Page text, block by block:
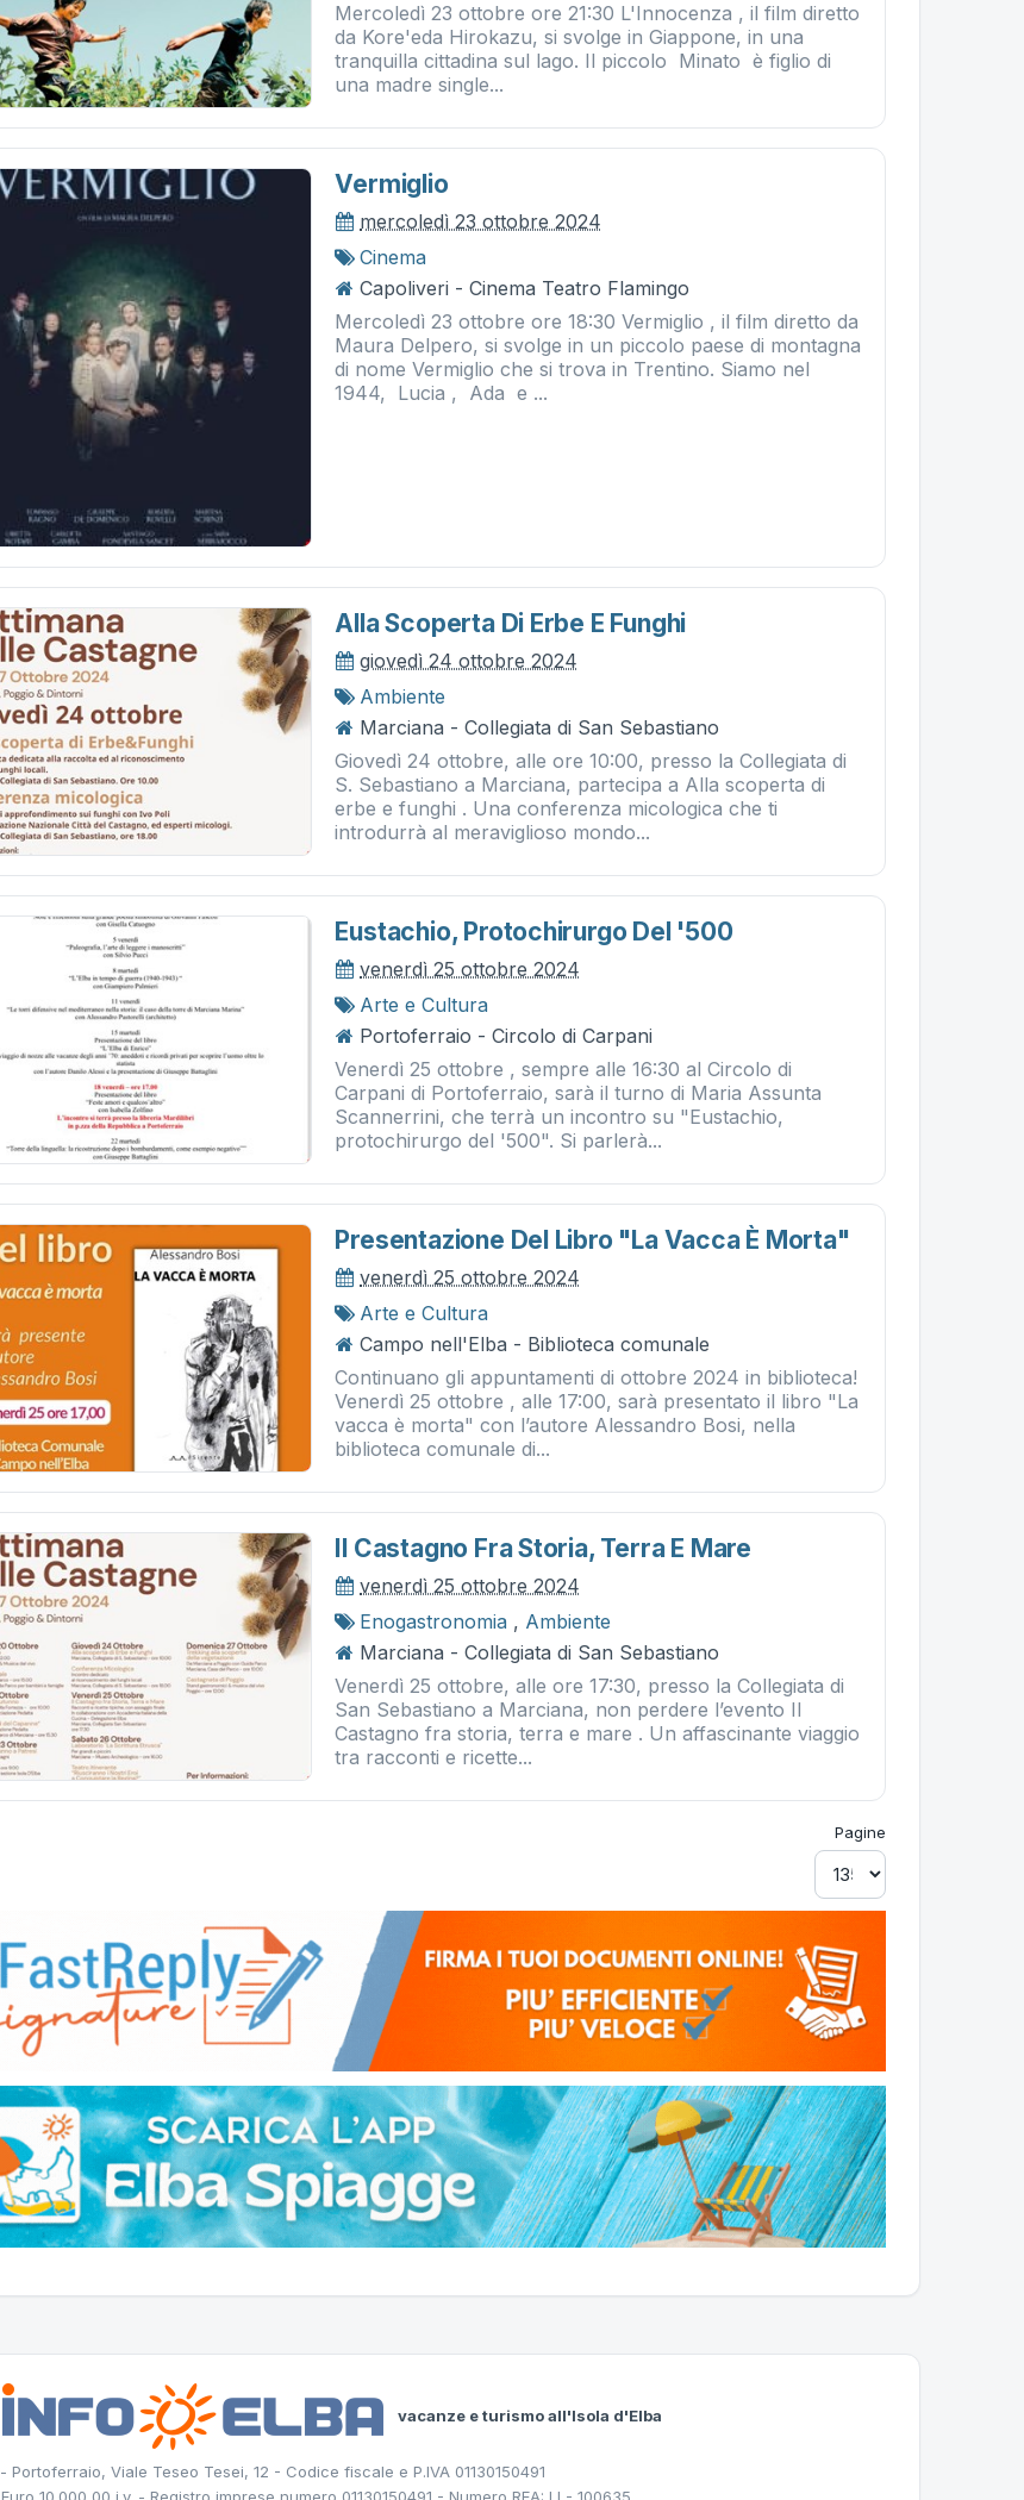
Mercoledì 23 ottobre ore 21:30 L'Innocenza , il film diretto
da Kore'eda Hirokazu, si svolge in Giappone, in una
tranquilla cittadina sul lago. Il piccolo Minato è figlio di
una madre single...
Vermiglio
mercoledì 23 ottobre 2024
Cinema
Capoliveri - Cinema Teatro Flamingo
Mercoledì 23 ottobre ore 18:30 Vermiglio , il film diretto da
Maura Delpero, si svolge in un piccolo paese di montagna
di nome Vermiglio che si trova in Trentino. Siamo nel
1944, Lucia , Ada e ...
Alla Scoperta Di Erbe E Funghi
giovedì 24 ottobre 2024
Ambiente
Marciana - Collegiata di San Sebastiano
Giovedì 24 ottobre, alle ore 10:00, presso la Collegiata di
S. Sebastiano a Marciana, partecipa a Alla scoperta di
erbe e funghi . Una conferenza micologica che ti
introdurrà al meraviglioso mondo...
Eustachio, Protochirurgo Del '500
venerdì 25 ottobre 2024
Arte e Cultura
Portoferraio - Circolo di Carpani
Venerdì 25 ottobre , sempre alle 16:30 al Circolo di
Carpani di Portoferraio, sarà il turno di Maria Assunta
Scannerrini, che terrà un incontro su "Eustachio,
protochirurgo del '500". Si parlerà...
Presentazione Del Libro "la Vacca È Morta"
venerdì 25 ottobre 2024
Arte e Cultura
Campo nell'Elba - Biblioteca comunale
Continuano gli appuntamenti di ottobre 2024 in biblioteca!
Venerdì 25 ottobre , alle 17:00, sarà presentato il libro "La
vacca è morta" con l’autore Alessandro Bosi, nella
biblioteca comunale di...
Il Castagno Fra Storia, Terra E Mare
venerdì 25 ottobre 2024
Enogastronomia , Ambiente
Marciana - Collegiata di San Sebastiano
Venerdì 25 ottobre, alle ore 17:30, presso la Collegiata di
San Sebastiano a Marciana, non perdere l’evento Il
Castagno fra storia, terra e mare . Un affascinante viaggio
tra racconti e ricette...
Pagine
vacanze e turismo all'Isola d'Elba
- Portoferraio, Viale Teseo Tesei, 12 - Codice fiscale e P.IVA 01130150491
10.000,00 i.v. - Registro imprese numero 01130150491 - Numero REA: LI - 100635